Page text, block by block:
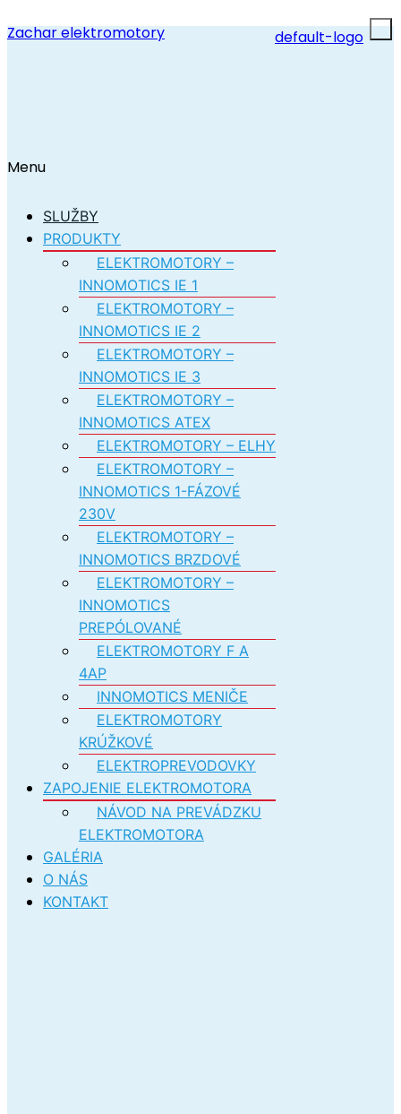
Zachar elektromotory
Menu
SLUŽBY
PRODUKTY
ELEKTROMOTORY –
INNOMOTICS IE 1
ELEKTROMOTORY –
INNOMOTICS IE 2
ELEKTROMOTORY –
INNOMOTICS IE 3
ELEKTROMOTORY –
INNOMOTICS ATEX
ELEKTROMOTORY – ELHY
ELEKTROMOTORY –
INNOMOTICS 1-FÁZOVÉ
230V
ELEKTROMOTORY –
INNOMOTICS BRZDOVÉ
ELEKTROMOTORY –
INNOMOTICS
PREPÓLOVANÉ
ELEKTROMOTORY F A
4AP
INNOMOTICS MENIČE
ELEKTROMOTORY
KRÚŽKOVÉ
ELEKTROPREVODOVKY
ZAPOJENIE ELEKTROMOTORA
NÁVOD NA PREVÁDZKU
ELEKTROMOTORA
GALÉRIA
O NÁS
KONTAKT